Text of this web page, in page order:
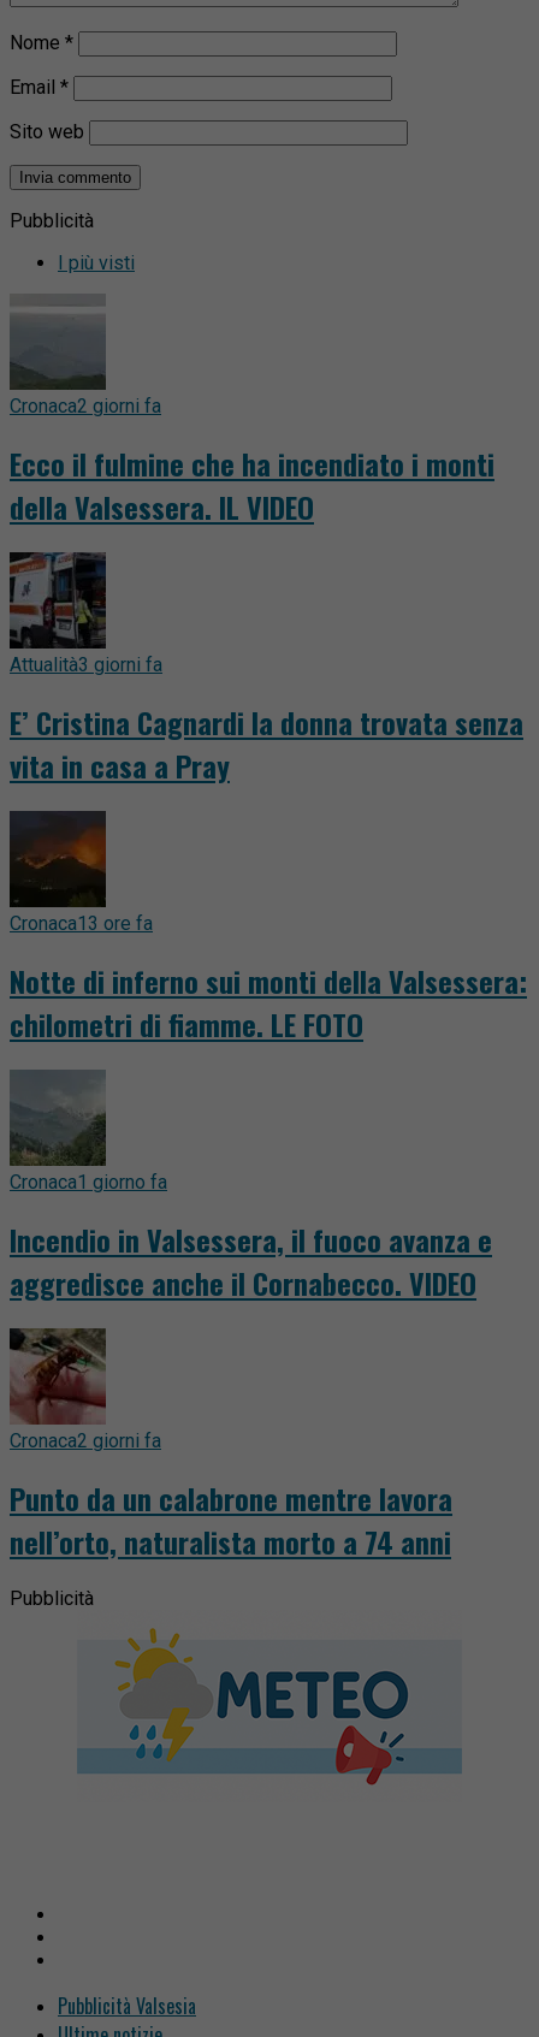
Nome *
Email *
Sito web
Pubblicità
I più visti
Cronaca2 giorni fa
Ecco il fulmine che ha incendiato i monti
della Valsessera. IL VIDEO
Attualità3 giorni fa
E’ Cristina Cagnardi la donna trovata senza
vita in casa a Pray
Cronaca13 ore fa
Notte di inferno sui monti della Valsessera:
chilometri di fiamme. LE FOTO
Cronaca1 giorno fa
Incendio in Valsessera, il fuoco avanza e
aggredisce anche il Cornabecco. VIDEO
Cronaca2 giorni fa
Punto da un calabrone mentre lavora
nell’orto, naturalista morto a 74 anni
Pubblicità
Pubblicità Valsesia